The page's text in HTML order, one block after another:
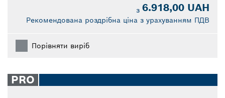
з 6.918,00 UAH
Рекомендована роздрібна ціна з урахуванням ПДВ
Порівняти виріб
PRO